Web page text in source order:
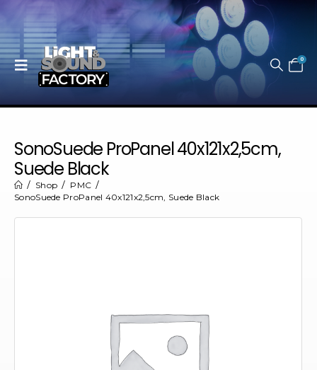
0
SonoSuede ProPanel 40x121x2,5cm,
Suede Black
Shop
PMC
SonoSuede ProPanel 40x121x2,5cm, Suede Black